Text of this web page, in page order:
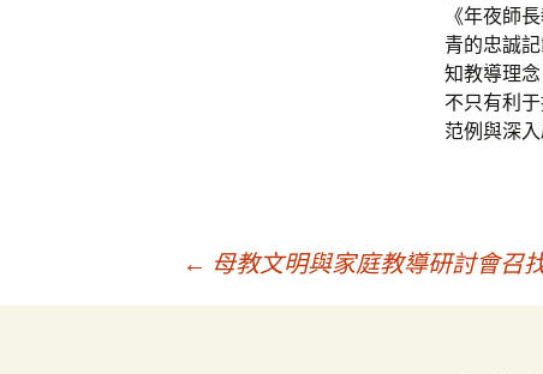
《年夜師
青的忠誠
知教導理
不只有利
范例與深入
← 母教文明與家庭教導研討會召